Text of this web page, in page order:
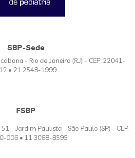
SBP-Sede
- Rio de Janeiro (RJ) - CEP: 22041-
• 21 2548-1999
FSBP
- Jardim Paulista - São Paulo (SP) - CEP:
006 • 11 3068-8595